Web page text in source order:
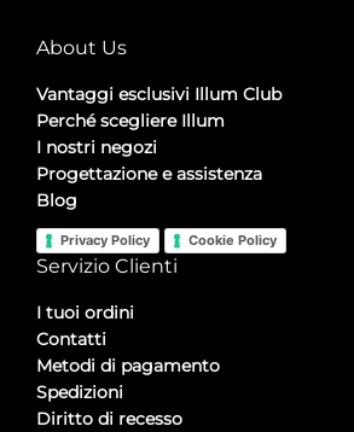
About Us
Vantaggi esclusivi Illum Club
Perché scegliere Illum
I nostri negozi
Progettazione e assistenza
Blog
Privacy Policy Cookie Policy
Servizio Clienti
I tuoi ordini
Contatti
Metodi di pagamento
Spedizioni
Diritto di recesso